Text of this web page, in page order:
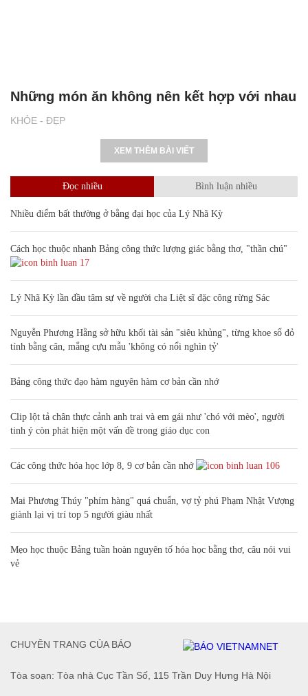
KHỎE - ĐẸP
Những món ăn không nên kết hợp với nhau
XEM THÊM BÀI VIẾT
Đọc nhiều Bình luận nhiều
Nhiều điểm bất thường ở bằng đại học của Lý Nhã Kỳ
Cách học thuộc nhanh Bảng công thức lượng giác bằng thơ, "thần chú"
17
Lý Nhã Kỳ lần đầu tâm sự về người cha Liệt sĩ đặc công rừng Sác
Nguyễn Phương Hằng sở hữu khối tài sản "siêu khủng", từng khoe sổ đỏ
tính bằng cân, mắng cựu mẫu 'không có nổi nghìn tỷ'
Bảng công thức đạo hàm nguyên hàm cơ bản cần nhớ
Clip lột tả chân thực cảnh anh trai và em gái như 'chó với mèo', người
tinh ý còn phát hiện một vấn đề trong giáo dục con
Các công thức hóa học lớp 8, 9 cơ bản cần nhớ 106
Mai Phương Thúy "phím hàng" quá chuẩn, vợ tỷ phú Phạm Nhật Vượng
giành lại vị trí top 5 người giàu nhất
Mẹo học thuộc Bảng tuần hoàn nguyên tố hóa học bằng thơ, câu nói vui
vẻ
Tòa soạn: Tòa nhà Cục Tần Số, 115 Trần Duy Hưng Hà Nội
CHUYÊN TRANG CỦA BÁO